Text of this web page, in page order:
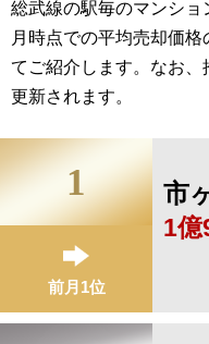
総武線の駅毎のマンシ
月時点での平均売却価
てご紹介します。なお、
更新されます。
1
前月1位
市
1億